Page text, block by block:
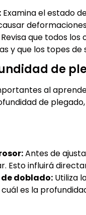
Examina el estado
Revisa que todos
y que los topes
de
al
de
Antes de
Esto influirá
doblado: Utiliza
es la